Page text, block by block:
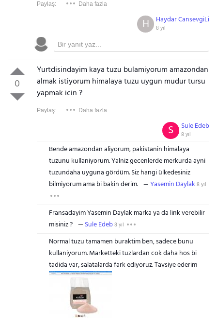
Paylaş: Daha fazla
Haydar CansevgiLi
8 yıl
H
0
Yurtdisindayim kaya tuzu bulamiyorum amazondan
almak istiyorum himalaya tuzu uygun mudur tursu
yapmak icin ?
Paylaş: Daha fazla
Sule Edeb
8 yıl
S
Bende amazondan aliyorum, pakistanin himalaya
tuzunu kullaniyorum. Yalniz gecenlerde merkurda ayni
tuzundaha uyguna gördüm. Siz hangi ülkedesiniz
bilmiyorum ama bi bakin derim.
Yasemin Daylak 8 yıl
Fransadayim Yasemin Daylak marka ya da link verebilir
misiniz ?
Sule Edeb8 yıl
Normal tuzu tamamen buraktim ben, sadece bunu
kullaniyorum. Marketteki tuzlardan cok daha hos bi
tadida var, salatalarda fark ediyoruz. Tavsiye ederim